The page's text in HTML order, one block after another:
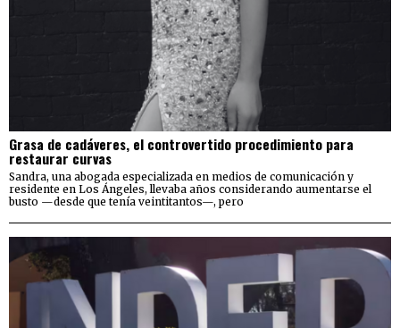
Grasa de cadáveres, el controvertido procedimiento para
restaurar curvas
Sandra, una abogada especializada en medios de comunicación y
residente en Los Ángeles, llevaba años considerando aumentarse el
busto —desde que tenía veintitantos—, pero